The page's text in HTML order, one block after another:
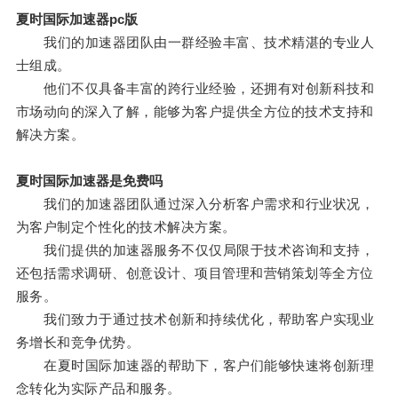
夏时国际加速器pc版
我们的加速器团队由一群经验丰富、技术精湛的专业人
士组成。
他们不仅具备丰富的跨行业经验，还拥有对创新科技和
市场动向的深入了解，能够为客户提供全方位的技术支持和
解决方案。
夏时国际加速器是免费吗
我们的加速器团队通过深入分析客户需求和行业状况，
为客户制定个性化的技术解决方案。
我们提供的加速器服务不仅仅局限于技术咨询和支持，
还包括需求调研、创意设计、项目管理和营销策划等全方位
服务。
我们致力于通过技术创新和持续优化，帮助客户实现业
务增长和竞争优势。
在夏时国际加速器的帮助下，客户们能够快速将创新理
念转化为实际产品和服务。